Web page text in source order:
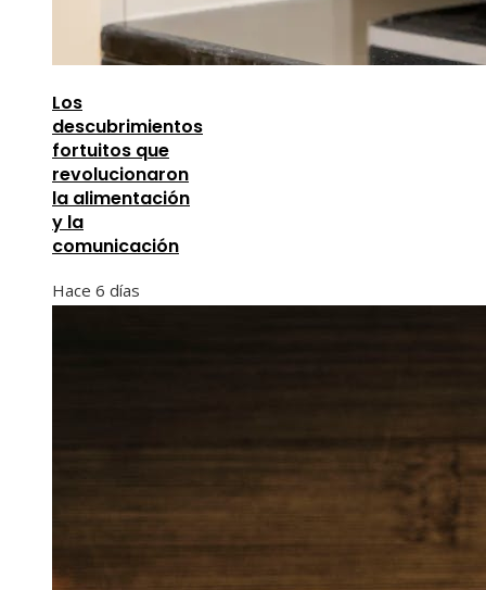
Los
descubrimientos
fortuitos que
revolucionaron
la alimentación
y la
comunicación
Hace 6 días